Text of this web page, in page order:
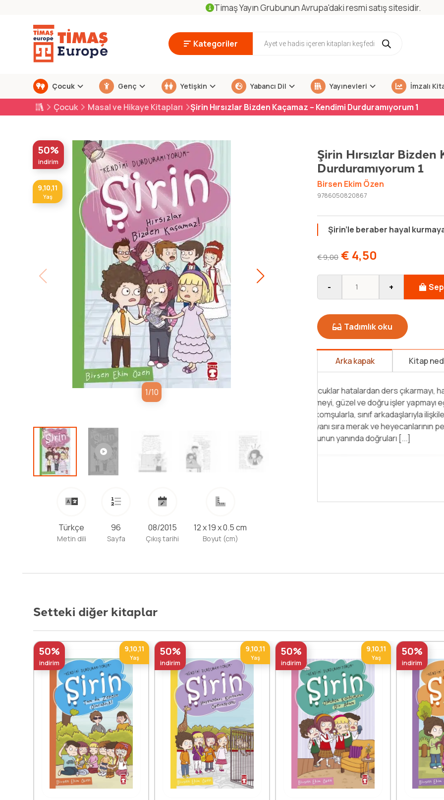
Timaş Yayın Grubunun Avrupa'daki resmi satış sitesidir.
Kategoriler
Çocuk Genç Yetişkin Yabancı Dil Yayınevleri İmzalı
Çocuk Masal ve Hikaye Kitapları Şirin Hırsızlar Bizden Kaçamaz – Kendimi Durduramıyorum 1
50%
indirim
9,10,11
Yaş
1/10
Türkçe
Metin dili
96
Sayfa
08/2015
Çıkış tarihi
12 x 19 x 0.5 cm
Boyut (cm)
Şirin Hırsızlar
Durduramıyorum 1
Birsen Ekim Özen
9786050820867
Şirin’le beraber hayal
€9,00 € 4,50
- +
Tadımlık oku
Arka kapak Kitap
“Onun işaret ettiği tarafa
aile oturuyordu. Belki de aile
çeteleri neler yapmaz! Ama
sayesinde bu işin ustası
çıkaracaktım.” “Kendimi
Setteki diğer kitaplar
50%
indirim
9,10,11
Yaş 50%
indirim
9,10,11
Yaş 50%
indirim
9,10,11
Yaş 50%
indirim